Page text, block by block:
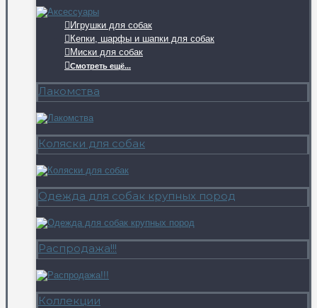
Игрушки для собак
Кепки, шарфы и шапки для собак
Миски для собак
Смотреть ещё...
Лакомства
Коляски для собак
Одежда для собак крупных пород
Распродажа!!!
Коллекции